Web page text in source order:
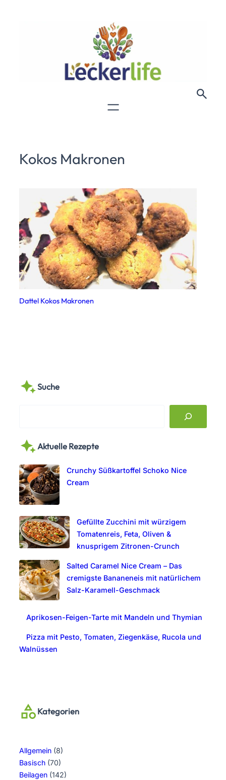
Kokos Makronen
Dattel Kokos Makronen
Suche
r
h
Aktuelle Rezepte
Crunchy Süßkartoffel Schoko Nice
Cream
Gefüllte Zucchini mit würzigem
Tomatenreis, Feta, Oliven &
knusprigem Zitronen-Crunch
Salted Caramel Nice Cream – Das
cremigste Bananeneis mit natürlichem
Salz-Karamell-Geschmack
Aprikosen-Feigen-Tarte mit Mandeln und Thymian
Pizza mit Pesto, Tomaten, Ziegenkäse, Rucola und
Walnüssen
Kategorien
Allgemein (8)
Basisch (70)
Beilagen (142)